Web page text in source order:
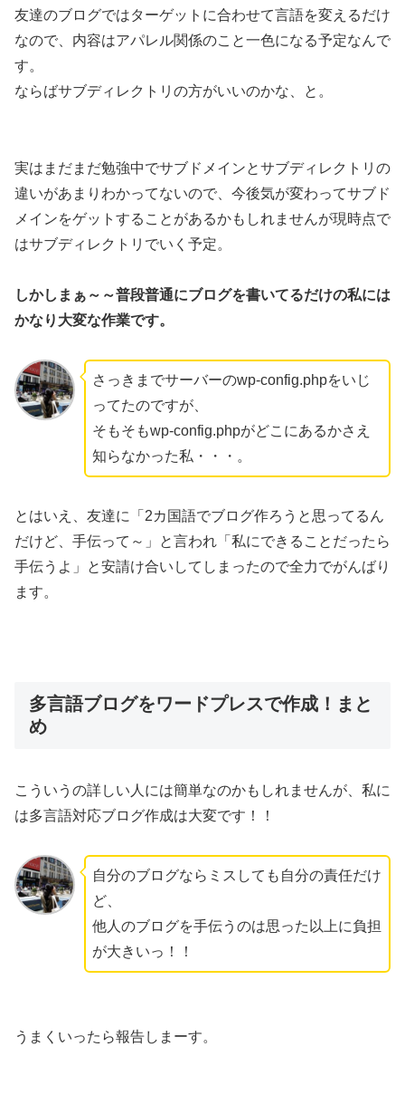
友達のブログではターゲットに合わせて言語を変えるだけ
なので、内容はアパレル関係のこと一色になる予定なんで
す。
ならばサブディレクトリの方がいいのかな、と。
実はまだまだ勉強中でサブドメインとサブディレクトリの
違いがあまりわかってないので、今後気が変わってサブド
メインをゲットすることがあるかもしれませんが現時点で
はサブディレクトリでいく予定。
しかしまぁ～～普段普通にブログを書いてるだけの私には
かなり大変な作業です。
さっきまでサーバーのwp-config.phpをいじ
ってたのですが、
そもそもwp-config.phpがどこにあるかさえ
知らなかった私・・・。
とはいえ、友達に「2カ国語でブログ作ろうと思ってるん
だけど、手伝って～」と言われ「私にできることだったら
手伝うよ」と安請け合いしてしまったので全力でがんばり
ます。
多言語ブログをワードプレスで作成！まと
め
こういうの詳しい人には簡単なのかもしれませんが、私に
は多言語対応ブログ作成は大変です！！
自分のブログならミスしても自分の責任だけ
ど、
他人のブログを手伝うのは思った以上に負担
が大きいっ！！
うまくいったら報告しまーす。